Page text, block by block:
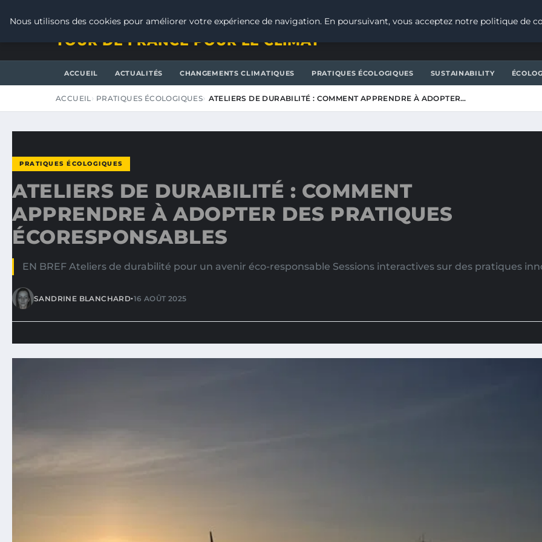
TOUR DE FRANCE POUR LE CLIMAT
ACCUEIL ACTUALITÉS CHANGEMENTS CLIMATIQUES PRATIQUES ÉCOLOGIQUES SUSTAINABILITY
ACCUEIL PRATIQUES ÉCOLOGIQUES ATELIERS DE DURABILITÉ : COMMENT APPRENDRE À ADOPTER…
PRATIQUES ÉCOLOGIQUES
ATELIERS DE DURABILITÉ : COMMENT
APPRENDRE À ADOPTER DES PRATIQUES
ÉCORESPONSABLES
EN BREF Ateliers de durabilité pour un avenir éco-responsable Sessions interactives sur des pratiques
SANDRINE BLANCHARD•16 AOÛT 2025
Nous utilisons des cookies pour améliorer votre expérience de navigation. En poursuivant, vous acceptez notre politique de